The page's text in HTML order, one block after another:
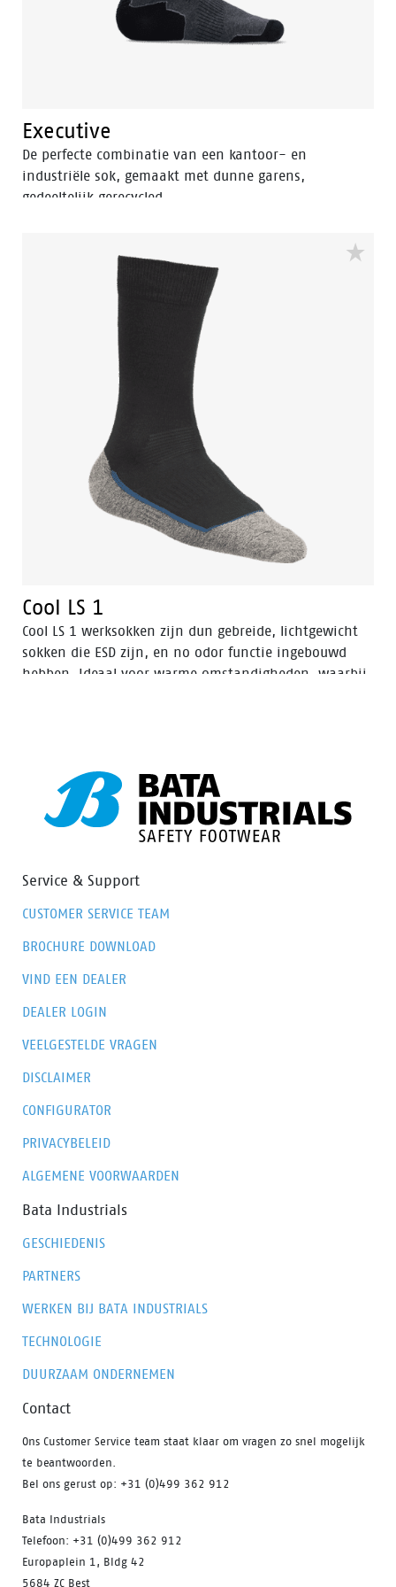
Executive
De perfecte combinatie van een kantoor- en
industriële sok, gemaakt met dunne garens,
gedeeltelijk gerecycled.
Cool LS 1
Cool LS 1 werksokken zijn dun gebreide, lichtgewicht
sokken die ESD zijn, en no odor functie ingebouwd
hebben. Ideaal voor warme omstandigheden, waarbij
Service & Support
CUSTOMER SERVICE TEAM
BROCHURE DOWNLOAD
VIND EEN DEALER
DEALER LOGIN
VEELGESTELDE VRAGEN
DISCLAIMER
CONFIGURATOR
PRIVACYBELEID
ALGEMENE VOORWAARDEN
Bata Industrials
GESCHIEDENIS
PARTNERS
WERKEN BIJ BATA INDUSTRIALS
TECHNOLOGIE
DUURZAAM ONDERNEMEN
Contact
Ons Customer Service team staat klaar om vragen zo snel mogelijk
te beantwoorden.
Bel ons gerust op: +31 (0)499 362 912
Bata Industrials
Telefoon: +31 (0)499 362 912
Europaplein 1, Bldg 42
5684 ZC Best